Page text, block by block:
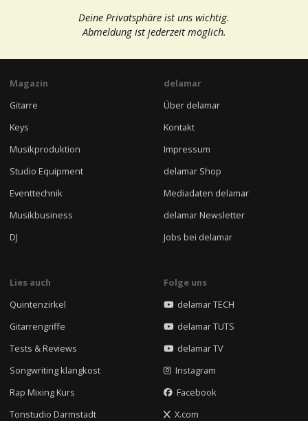
Deine Privatsphäre ist uns wichtig.
Abmeldung ist jederzeit möglich.
Magazin
Gitarre
Keys
Musikproduktion
Studio Equipment
Eventtechnik
Musikbusiness
DJ
delamar
Über delamar
Kontakt
Impressum
delamar Shop
Mediadaten delamar
delamar Newsletter
Jobs bei delamar
Lies auch
Quintenzirkel
Gitarrengriffe
Tests & Reviews
Songwriting klangkost
Rap Mixing Kurs
Tonstudio Darmstadt
Folge uns
delamar TECH
delamar TUTS
delamar TV
Instagram
Facebook
X.com